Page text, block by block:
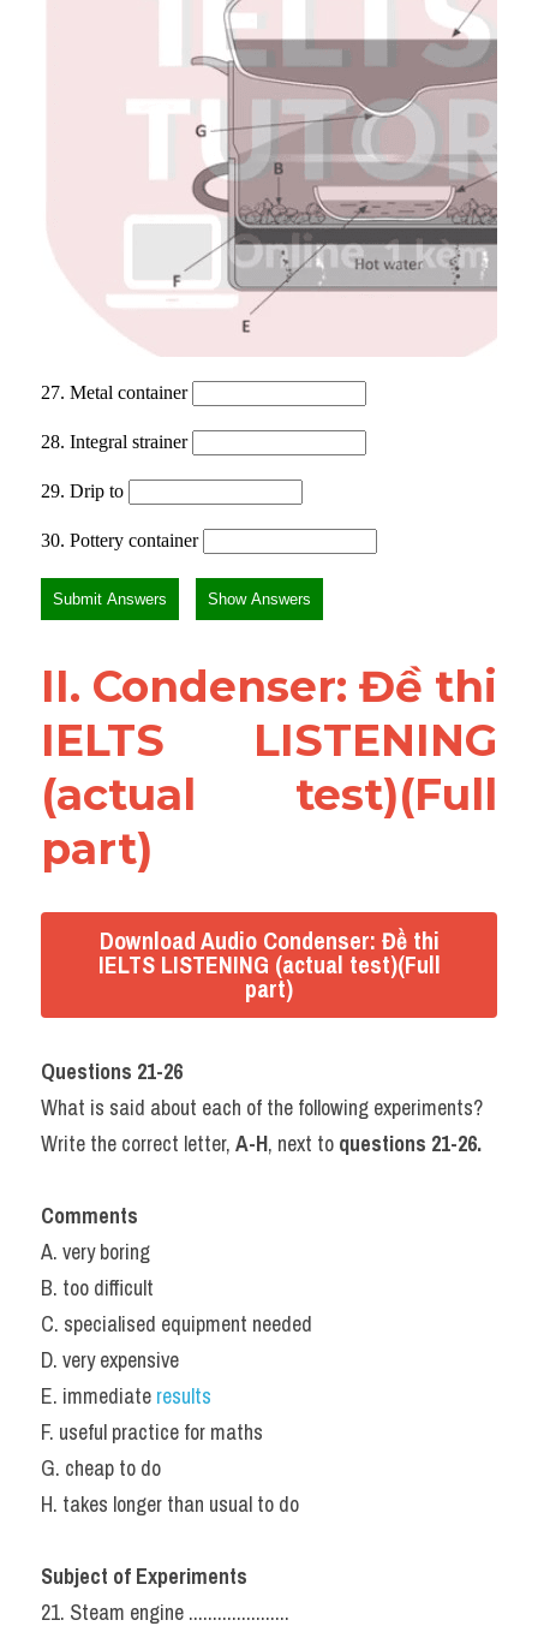
II. ​Condenser: Đề thi
IELTS LISTENING
(actual test)(Full
part)
Download Audio Condenser: Đề thi
IELTS LISTENING (actual test)(Full
part)
Questions 21-26
What is said about each of the following experiments?
Write the correct letter, A-H, next to questions 21-26.
Comments
A. very boring
B. too difficult
C. specialised equipment needed
D. very expensive
E. immediate results
F. useful practice for maths
G. cheap to do
H. takes longer than usual to do
Subject of Experiments
21. Steam engine .....................